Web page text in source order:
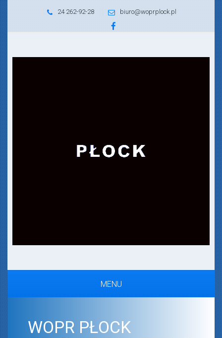
24 262-92-28 biuro@woprplock.pl
MENU
WOPR PŁOCK